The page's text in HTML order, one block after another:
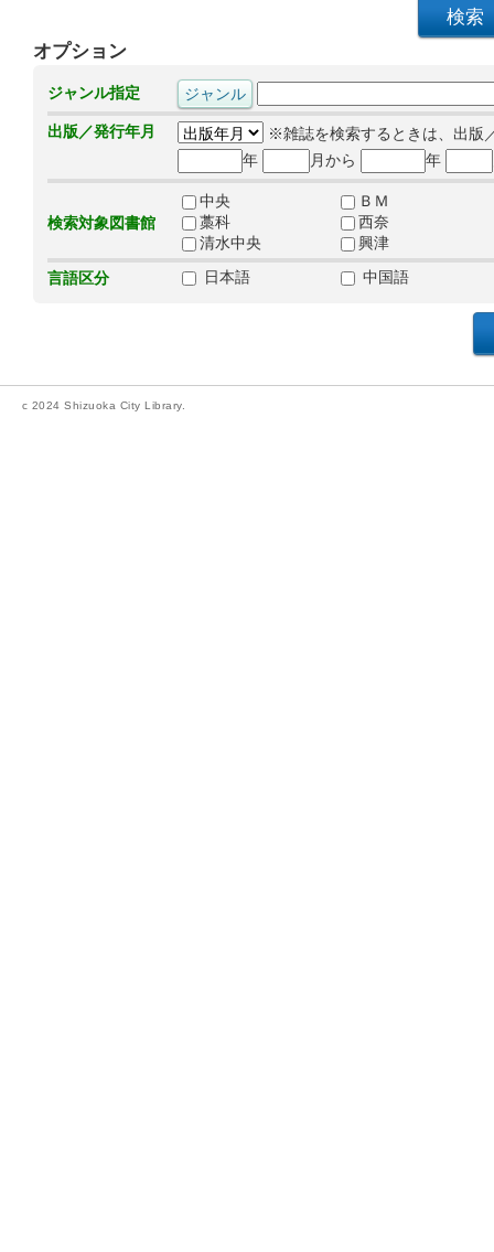
オプション
ジャンル指定
出版／発行年月
※雑誌を検索するときは、出版
年
月から 年
検索対象図書館
中央
ＢＭ
藁科
西奈
清水中央
興津
言語区分
日本語 中国語
c 2024 Shizuoka City Library.